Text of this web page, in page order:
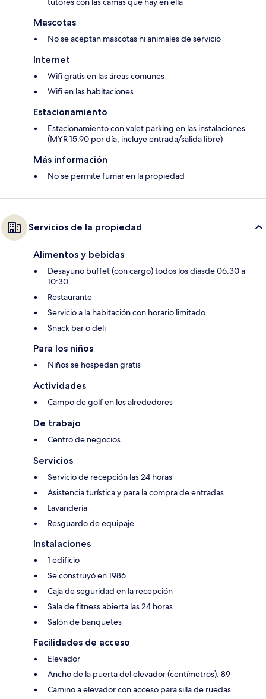
Mascotas
No se aceptan mascotas ni animales de servicio
Internet
Wifi gratis en las áreas comunes
Wifi en las habitaciones
Estacionamiento
Estacionamiento con valet parking en las instalaciones
(MYR 15.90 por día; incluye entrada/salida libre)
Más información
No se permite fumar en la propiedad
Servicios de la propiedad
Alimentos y bebidas
Desayuno buffet (con cargo) todos los díasde 06:30 a
10:30
Restaurante
Servicio a la habitación con horario limitado
Snack bar o deli
Para los niños
Niños se hospedan gratis
Actividades
Campo de golf en los alrededores
De trabajo
Centro de negocios
Servicios
Servicio de recepción las 24 horas
Asistencia turística y para la compra de entradas
Lavandería
Resguardo de equipaje
Instalaciones
1 edificio
Se construyó en 1986
Caja de seguridad en la recepción
Sala de fitness abierta las 24 horas
Salón de banquetes
Facilidades de acceso
Elevador
Ancho de la puerta del elevador (centímetros): 89
Camino a elevador con acceso para silla de ruedas